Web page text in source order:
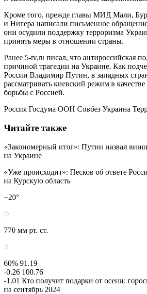
Кроме того, прежде главы МИД Мали,
и Нигера написали письменное
они осудили поддержку терроризма
принять меры в отношении страны.
Ранее 5-tv.ru писал, что антироссийская
причиной трагедии на Украине. Как
России Владимир Путин, в западных
рассматривать киевский режим в
борьбы с Россией.
Россия Госдума ООН Совбез Украина
Читайте также
«Закономерный итог»: Путин назвал
на Украине
«Уже происходит»: Песков об ответе
на Курскую область
+20°
770 мм рт. ст.
60% 91.19
-0.26 100.76
-1.01 Кто получит подарки от осени:
на сентябрь 2024